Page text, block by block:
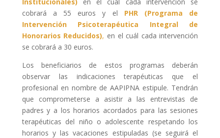
cobrará a 55 euros y el PHR (Programa de
Intervención Psicoterapéutica Integral de
Honorarios Reducidos), en el cuál cada intervención
se cobrará a 30 euros.
Los beneficiarios de estos programas deberán
observar las indicaciones terapéuticas que el
profesional en nombre de AAPIPNA estipule. Tendrán
que comprometerse a asistir a las entrevistas de
padres y a los horarios acordados para las sesiones
terapéuticas del niño o adolescente respetando los
horarios y las vacaciones estipuladas (se seguirá el